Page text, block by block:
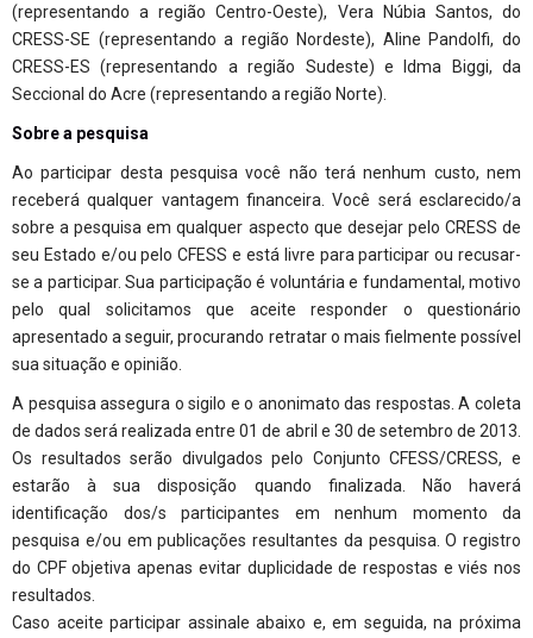
(representando a região Centro-Oeste), Vera Núbia Santos, do
CRESS-SE (representando a região Nordeste), Aline Pandolfi, do
CRESS-ES (representando a região Sudeste) e Idma Biggi, da
Seccional do Acre (representando a região Norte).
Sobre a pesquisa
Ao participar desta pesquisa você não terá nenhum custo, nem
receberá qualquer vantagem financeira. Você será esclarecido/a
sobre a pesquisa em qualquer aspecto que desejar pelo CRESS de
seu Estado e/ou pelo CFESS e está livre para participar ou recusar-
se a participar. Sua participação é voluntária e fundamental, motivo
pelo qual solicitamos que aceite responder o questionário
apresentado a seguir, procurando retratar o mais fielmente possível
sua situação e opinião.
A pesquisa assegura o sigilo e o anonimato das respostas. A coleta
de dados será realizada entre 01 de abril e 30 de setembro de 2013.
Os resultados serão divulgados pelo Conjunto CFESS/CRESS, e
estarão à sua disposição quando finalizada. Não haverá
identificação dos/s participantes em nenhum momento da
pesquisa e/ou em publicações resultantes da pesquisa. O registro
do CPF objetiva apenas evitar duplicidade de respostas e viés nos
resultados.
Caso aceite participar assinale abaixo e, em seguida, na próxima